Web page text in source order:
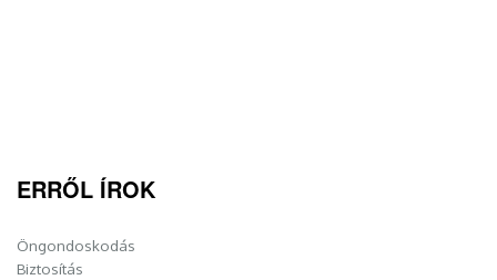
ERRŐL ÍROK
Öngondoskodás
Biztosítás